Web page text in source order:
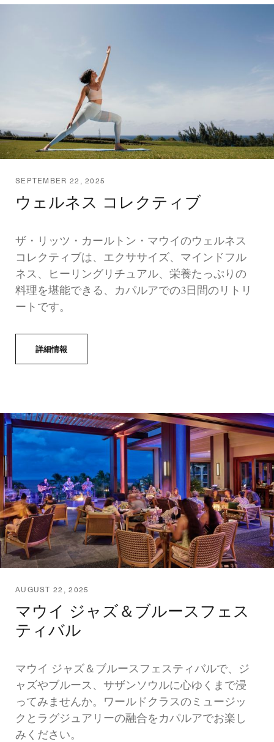
SEPTEMBER 22, 2025
ウェルネス コレクティブ
ザ・リッツ・カールトン・マウイのウェルネス
コレクティブは、エクササイズ、マインドフル
ネス、ヒーリングリチュアル、栄養たっぷりの
料理を堪能できる、カパルアでの3日間のリトリ
ートです。
詳細情報
AUGUST 22, 2025
マウイ ジャズ＆ブルースフェス
ティバル
マウイ ジャズ＆ブルースフェスティバルで、ジ
ャズやブルース、サザンソウルに心ゆくまで浸
ってみませんか。ワールドクラスのミュージッ
クとラグジュアリーの融合をカパルアでお楽し
みください。